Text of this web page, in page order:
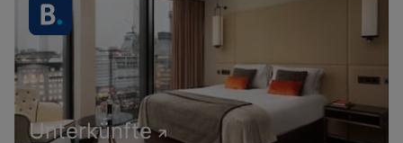
Unterkünfte